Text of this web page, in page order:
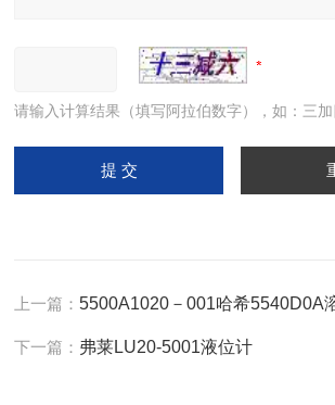
请输入计算结果（填写阿拉伯数字），如：三
上一篇：5500A1020－001哈希5540D0A溶解氧
下一篇： 弗莱LU20-5001液位计